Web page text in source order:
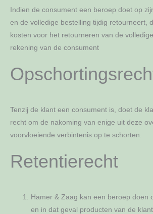
Indien de consument een beroep doet op
en de volledige bestelling tijdig retourneert,
kosten voor het retourneren van de
rekening van de consument
Tenzij de klant een consument is, doet de
recht om de nakoming van enige uit deze
voorvloeiende verbintenis op te schorten.
Retentierecht
Hamer & Zaag kan een beroep doen
en in dat geval producten van de